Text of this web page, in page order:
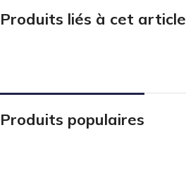
Produits liés à cet article
Produits populaires